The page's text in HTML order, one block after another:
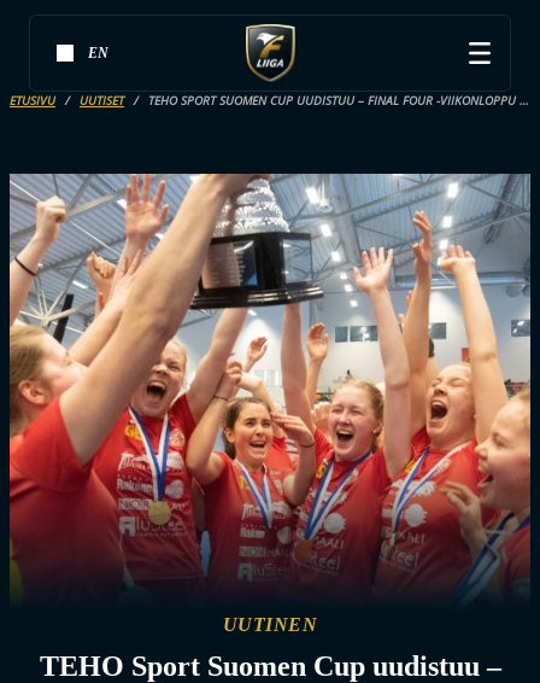
EN
ETUSIVU UUTISET TEHO SPORT SUOMEN CUP UUDISTUU – FINAL FOUR -VIIKONLOPPU SUORANA YLELTÄ
UUTINEN
TEHO Sport Suomen Cup uudistuu –